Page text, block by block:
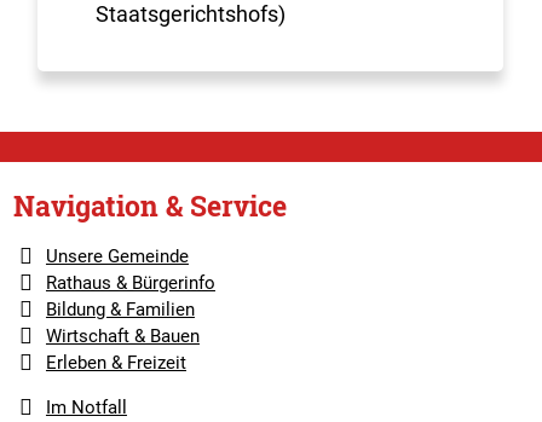
Staatsgerichtshofs)
Navigation & Service
Unsere Gemeinde
Rathaus & Bürgerinfo
Bildung & Familien
Wirtschaft & Bauen
Erleben & Freizeit
Im Notfall